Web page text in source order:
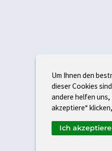
Um Ihnen den
dieser Cookies
andere helfen
akzeptiere“
Ich akzeptiere